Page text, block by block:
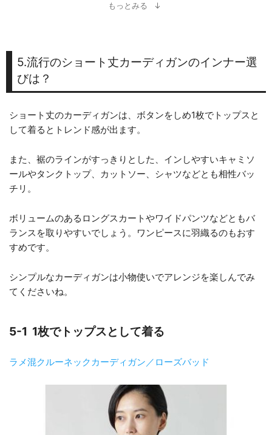
もっとみる
5.流行のショート丈カーディガンのインナー選
びは？
ショート丈のカーディガンは、ボタンをしめ1枚でトップスと
して着るとトレンド感が出ます。
また、裾のラインがすっきりとした、インしやすいキャミソ
ールやタンクトップ、カットソー、シャツなどとも相性バッ
チリ。
ボリュームのあるロングスカートやワイドパンツなどともバ
ランスを取りやすいでしょう。ワンピースに羽織るのもおす
すめです。
シンプルなカーディガンは小物使いでアレンジを楽しんでみ
てくださいね。
5-1 1枚でトップスとして着る
ラメ混クルーネックカーディガン／ローズバッド